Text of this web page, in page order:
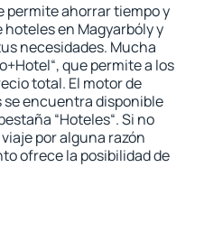
permite ahorrar tiempo y
en Magyarbóly y
necesidades. Mucha
que permite a los
total. El motor de
se encuentra disponible
“Hoteles“. Si no
por alguna razón
ofrece la posibilidad de